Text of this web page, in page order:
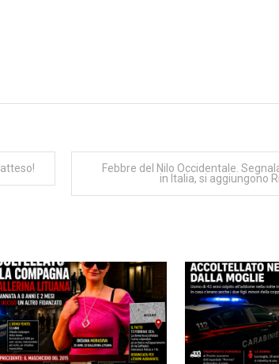
Febbre del Nilo Occidentale.
in Italia, si aggiungono